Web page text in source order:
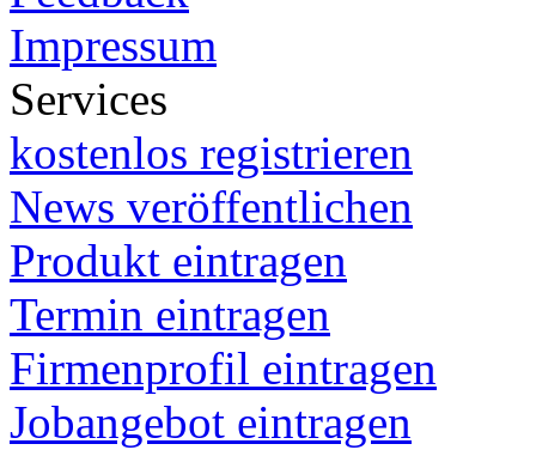
Impressum
Services
kostenlos registrieren
News veröffentlichen
Produkt eintragen
Termin eintragen
Firmenprofil eintragen
Jobangebot eintragen